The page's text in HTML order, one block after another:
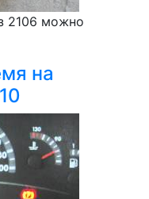
2106 можно
на